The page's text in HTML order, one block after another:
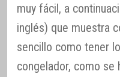
muy fácil, a
inglés) que muestra
sencillo como tener
congelador, como se